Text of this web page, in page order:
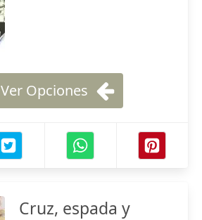
Ver Opciones
Cruz, espada y